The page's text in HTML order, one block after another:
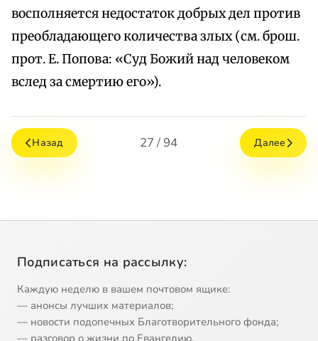
восполняется недостаток добрых дел против
преобладающего количества злых (см. брош.
прот. Е. Попова: «Суд Божий над человеком
вслед за смертию его»).
Назад 27 / 94 Далее
Подписаться на рассылку:
Каждую неделю в вашем почтовом ящике:
— анонсы лучших материалов;
— новости подопечных Благотворительного фонда;